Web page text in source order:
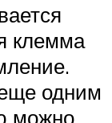
клемма
одним
можно